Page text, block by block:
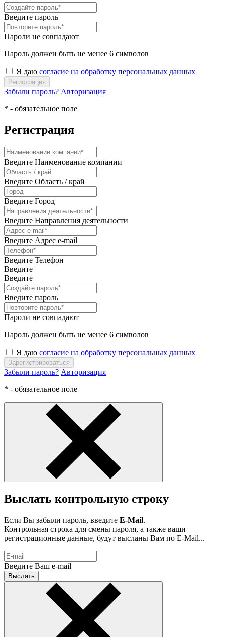
Введите пароль
Пароли не совпадают
Пароль должен быть не менее 6 символов
Я даю согласие на обработку персональных данных
Регистрация
Забыли пароль? Авторизация
* - обязательное поле
Регистрация
Введите Наименование компании
Введите Область / край
Введите Город
Введите Направления деятельности
Введите Адрес e-mail
Введите Телефон
Введите
Введите
Введите пароль
Пароли не совпадают
Пароль должен быть не менее 6 символов
Я даю согласие на обработку персональных данных
Зарегистрироваться
Забыли пароль? Авторизация
* - обязательное поле
Выслать контрольную строку
Если Вы забыли пароль, введите E-Mail.
Контрольная строка для смены пароля, а также ваши
регистрационные данные, будут высланы Вам по E-Mail...
Введите Ваш e-mail